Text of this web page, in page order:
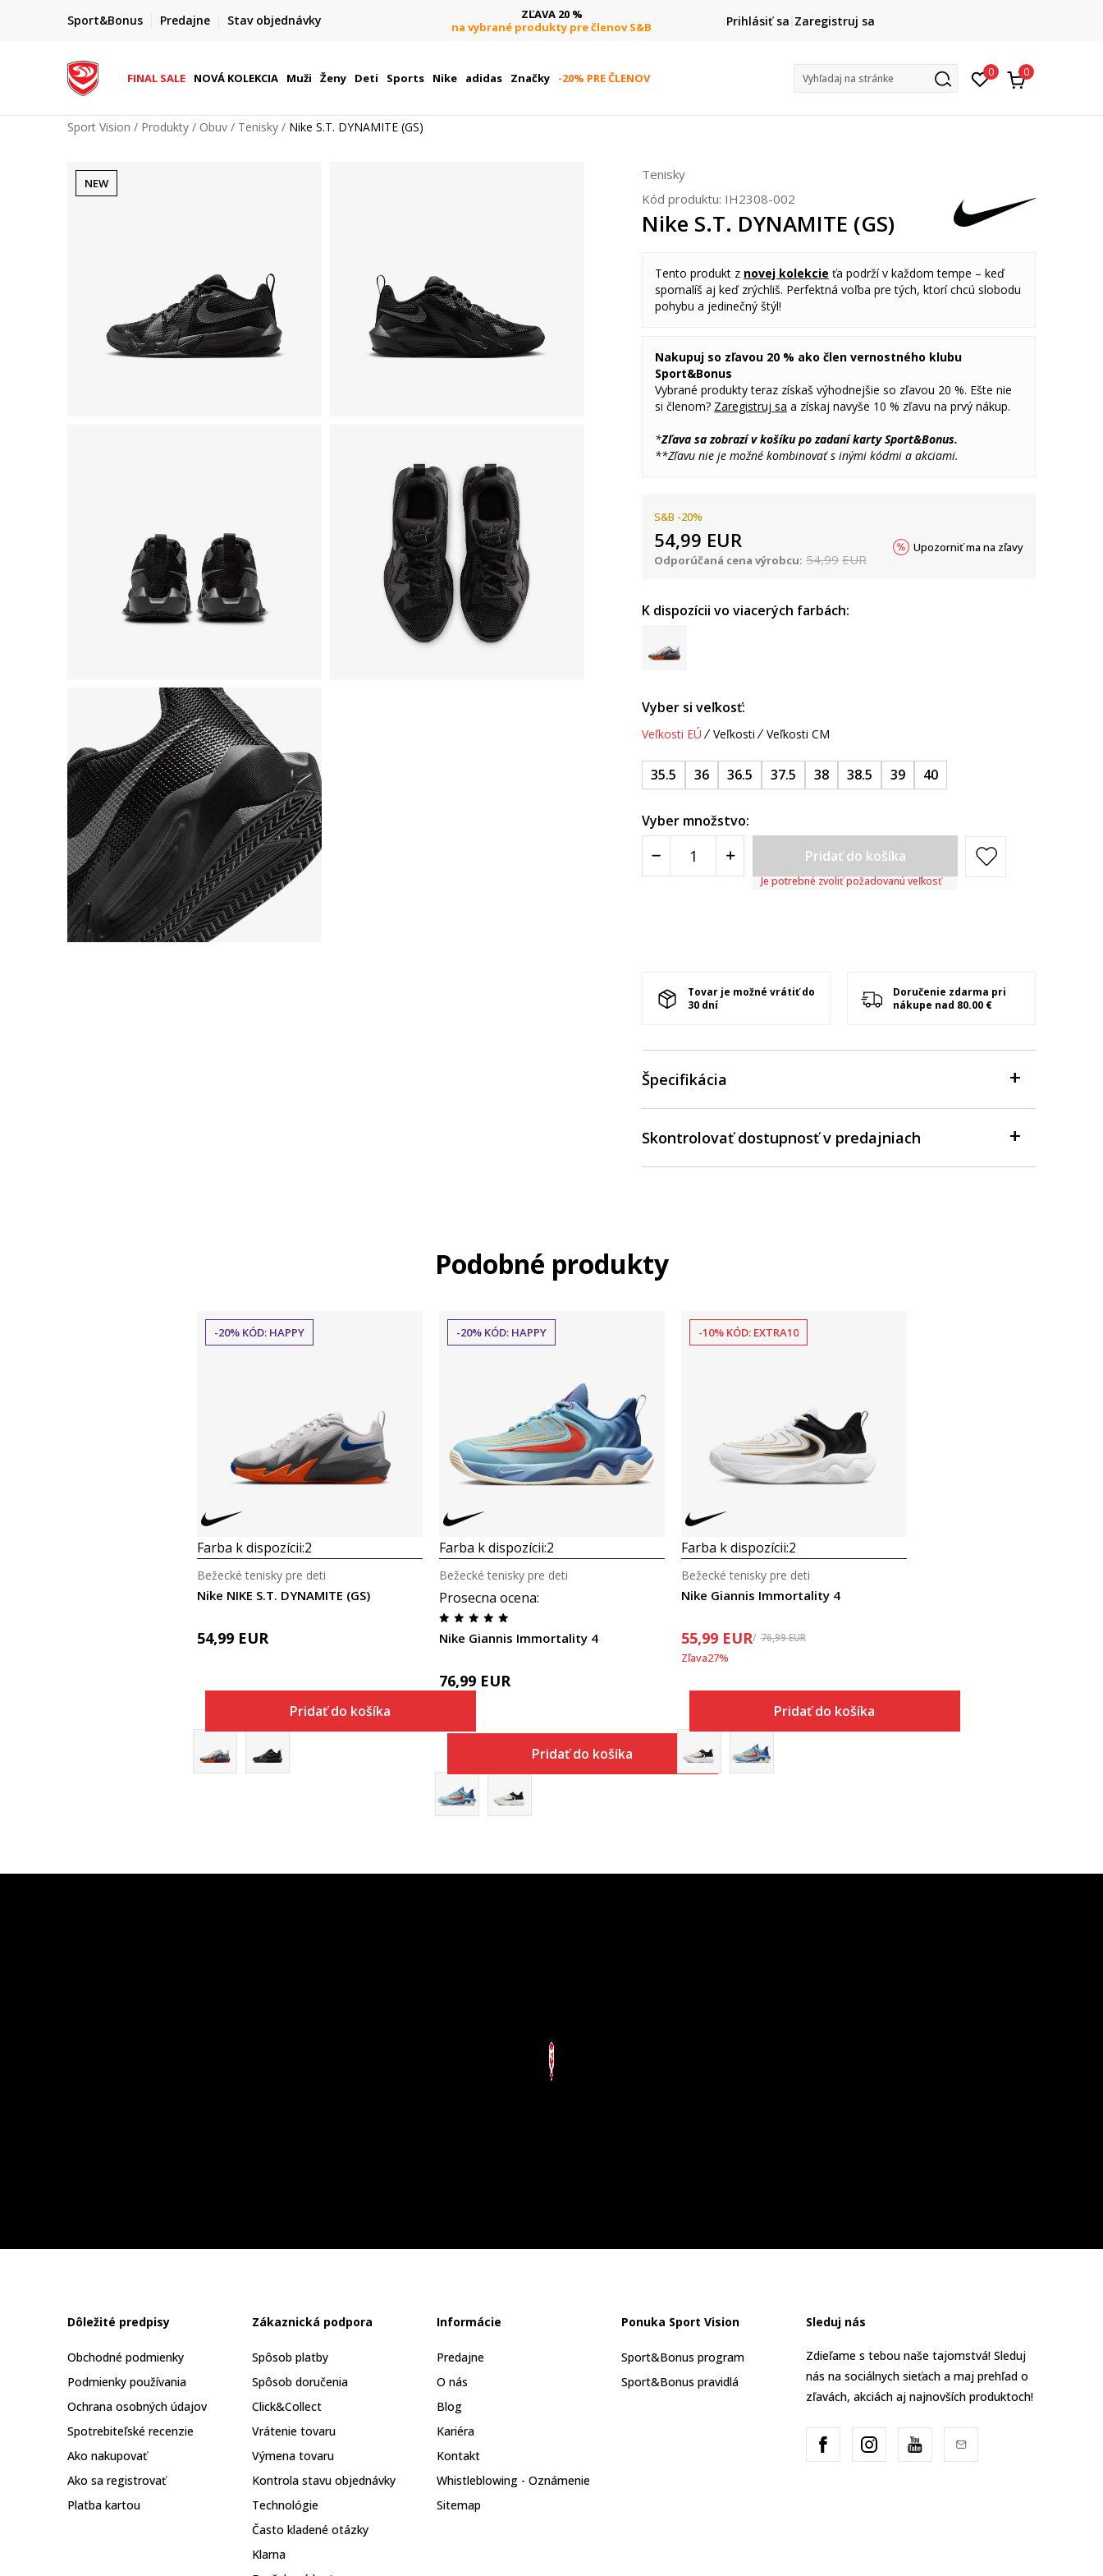
Sport&Bonus Predajne Stav objednávky
ZĽAVA 20 %
na vybrané produkty pre členov S&B
DOPRAVA ZADARMO
pri objednaní nad 80 €(neplatí pre Click&Collect)
HAPPY HOURS -20 %
Na vybrané nezľavnené kúsky. Len do 9. 8.
Prihlásiť sa Zaregistruj sa
FINAL SALE NOVÁ KOLEKCIA Muži Ženy Deti Sports Nike adidas Značky -20% PRE ČLENOV Vyhľadaj na stránke 0 0
Sport Vision Produkty Obuv Tenisky Nike S.T. DYNAMITE (GS)
NEW
Tenisky
Kód produktu: IH2308-002
Nike S.T. DYNAMITE (GS)
Tento produkt z novej kolekcie ťa podrží v každom tempe – keď
spomalíš aj keď zrýchliš. Perfektná voľba pre tých, ktorí chcú slobodu
pohybu a jedinečný štýl!
Nakupuj so zľavou 20 % ako člen vernostného klubu
Sport&Bonus
Vybrané produkty teraz získaš výhodnejšie so zľavou 20 %. Ešte nie
si členom? Zaregistruj sa a získaj navyše 10 % zľavu na prvý nákup.
*Zľava sa zobrazí v košíku po zadaní karty Sport&Bonus.
**Zľavu nie je možné kombinovať s inými kódmi a akciami.
S&B -20%
54,99 EUR
Odporúčaná cena výrobcu: 54,99 EUR
Upozorniť ma na zľavy
K dispozícii vo viacerých farbách:
Vyber si veľkosť:
Veľkosti EÚ Veľkosti Veľkosti CM
35.5 36 36.5 37.5 38 38.5 39 40
Vyber množstvo:
Pridať do košíka
Je potrebné zvoliť požadovanú veľkosť
Tovar je možné vrátiť do
30 dní
Doručenie zdarma pri
nákupe nad 80.00 €
Špecifikácia
Skontrolovať dostupnosť v predajniach
Podobné produkty
-20% KÓD: HAPPY
Farba k dispozícii:2
Nike NIKE S.T. DYNAMITE (GS)
Bežecké tenisky pre deti
54,99 EUR
Pridať do košíka
-20% KÓD: HAPPY
Farba k dispozícii:2
Prosecna ocena:
Nike Giannis Immortality 4
Bežecké tenisky pre deti
76,99 EUR
Pridať do košíka
-10% KÓD: EXTRA10
Farba k dispozícii:2
Nike Giannis Immortality 4
Bežecké tenisky pre deti
55,99 EUR 76,99EUR
Zľava27%
Pridať do košíka
Dôležité predpisy
Obchodné podmienky
Podmienky používania
Ochrana osobných údajov
Spotrebiteľské recenzie
Ako nakupovať
Ako sa registrovať
Platba kartou
Zákaznická podpora
Spôsob platby
Spôsob doručenia
Click&Collect
Vrátenie tovaru
Výmena tovaru
Kontrola stavu objednávky
Technológie
Často kladené otázky
Klarna
Informácie
Predajne
O nás
Blog
Kariéra
Kontakt
Whistleblowing - Oznámenie
Sitemap
Ponuka Sport Vision
Sport&Bonus program
Sport&Bonus pravidlá
Sleduj nás
Zdieľame s tebou naše tajomstvá! Sleduj
nás na sociálnych sieťach a maj prehľad o
zľavách, akciách aj najnovších produktoch!